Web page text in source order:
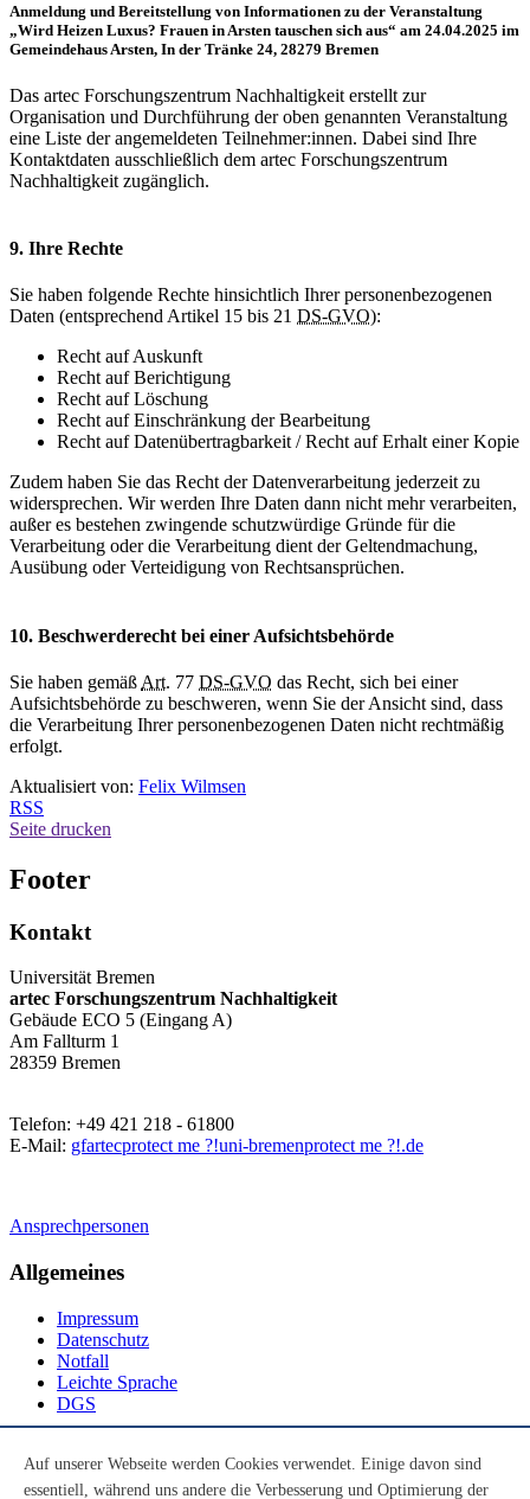
Anmeldung und Bereitstellung von Informationen zu der Veranstaltung
„Wird Heizen Luxus? Frauen in Arsten tauschen sich aus“ am 24.04.2025 im
Gemeindehaus Arsten, In der Tränke 24, 28279 Bremen
Das artec Forschungszentrum Nachhaltigkeit erstellt zur
Organisation und Durchführung der oben genannten Veranstaltung
eine Liste der angemeldeten Teilnehmer:innen. Dabei sind Ihre
Kontaktdaten ausschließlich dem artec Forschungszentrum
Nachhaltigkeit zugänglich.
9. Ihre Rechte
Sie haben folgende Rechte hinsichtlich Ihrer personenbezogenen
Daten (entsprechend Artikel 15 bis 21 DS-GVO):
Recht auf Auskunft
Recht auf Berichtigung
Recht auf Löschung
Recht auf Einschränkung der Bearbeitung
Recht auf Datenübertragbarkeit / Recht auf Erhalt einer Kopie
Zudem haben Sie das Recht der Datenverarbeitung jederzeit zu
widersprechen. Wir werden Ihre Daten dann nicht mehr verarbeiten,
außer es bestehen zwingende schutzwürdige Gründe für die
Verarbeitung oder die Verarbeitung dient der Geltendmachung,
Ausübung oder Verteidigung von Rechtsansprüchen.
10. Beschwerderecht bei einer Aufsichtsbehörde
Sie haben gemäß Art. 77 DS-GVO das Recht, sich bei einer
Aufsichtsbehörde zu beschweren, wenn Sie der Ansicht sind, dass
die Verarbeitung Ihrer personenbezogenen Daten nicht rechtmäßig
erfolgt.
Aktualisiert von: Felix Wilmsen
RSS
Seite drucken
Footer
Kontakt
Universität Bremen
artec Forschungszentrum Nachhaltigkeit
Gebäude ECO 5 (Eingang A)
Am Fallturm 1
28359 Bremen
Telefon: +49 421 218 - 61800
E-Mail: gfartecprotect me ?!uni-bremenprotect me ?!.de
Ansprechpersonen
Allgemeines
Impressum
Datenschutz
Notfall
Leichte Sprache
DGS
Auf unserer Webseite werden Cookies verwendet. Einige davon sind
essentiell, während uns andere die Verbesserung und Optimierung der